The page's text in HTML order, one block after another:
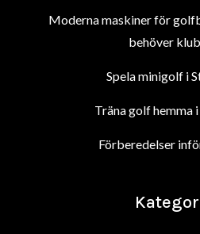
Moderna maskiner för
behöver
Spela minigolf i
Träna golf hemma
Förberedelser